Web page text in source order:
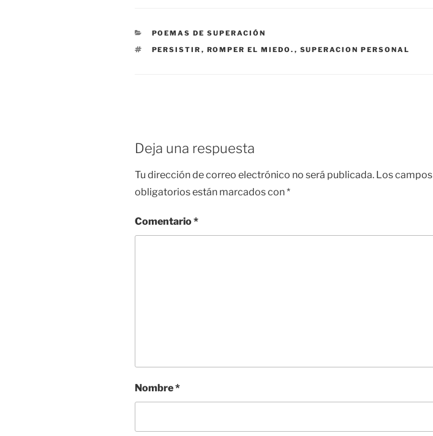
CATEGORÍAS
POEMAS DE SUPERACIÓN
ETIQUETAS
PERSISTIR , ROMPER EL MIEDO. , SUPERACION PERSONAL
Deja una respuesta
Tu dirección de correo electrónico no será publicada. Los campos
obligatorios están marcados con*
Comentario*
Nombre*